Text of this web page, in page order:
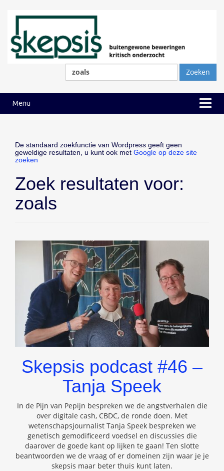
Zoeken
naar:
Menu
De standaard zoekfunctie van Wordpress geeft geen
geweldige resultaten, u kunt ook met Google op deze site
zoeken
Zoek resultaten voor:
zoals
Skepsis podcast #46 –
Tanja Speek
In de Pijn van Pepijn bespreken we de angstverhalen die
over digitale cash, CBDC, de ronde doen. Met
wetenschapsjournalist Tanja Speek bespreken we
genetisch gemodificeerd voedsel en discussies die
daarover de goede kant op lijken te gaan! Ten slotte
beantwoorden we de vraag of er domeinen zijn waar je je
skepsis maar beter thuis kunt laten.